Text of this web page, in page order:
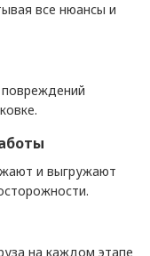
все нюансы и
и выгружают
на каждом этапе